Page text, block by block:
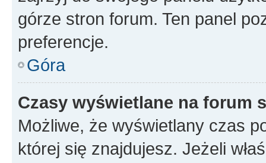
górze stron forum. Ten panel
preferencje.
Góra
Czasy wyświetlane na forum
Możliwe, że wyświetlany czas
której się znajdujesz. Jeżeli